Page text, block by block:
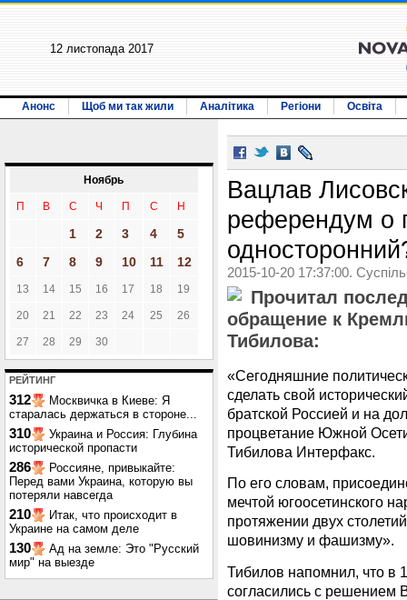
12 листопада 2017
Анонс Щоб ми так жили Аналітика Регіони Освіта
Ноябрь
П В С Ч П С Н
1 2 3 4
5
6
7 8 9 10 11 12
13 14 15 16 17 18 19
20 21 22 23 24 25 26
27 28 29 30
РЕЙТИНГ
312
Москвичка в Киеве: Я
старалась держаться в стороне...
310
Украина и Россия: Глубина
исторической пропасти
286
Россияне, привыкайте:
Перед вами Украина, которую вы
потеряли навсегда
210
Итак, что происходит в
Украине на самом деле
130
Ад на земле: Это "Русский
мир" на выезде
Вацлав
референдум о
2015-10-20 17:37:00.
Прочитал
обращение к
Тибилова:
«Сегодняшние
сделать свой
братской Россией и на
процветание Южной
Тибилова Интерфакс.
По его словам,
мечтой югоосетинского
протяжении двух
шовинизму и фашизму».
Тибилов напомнил, что в
согласились с решением